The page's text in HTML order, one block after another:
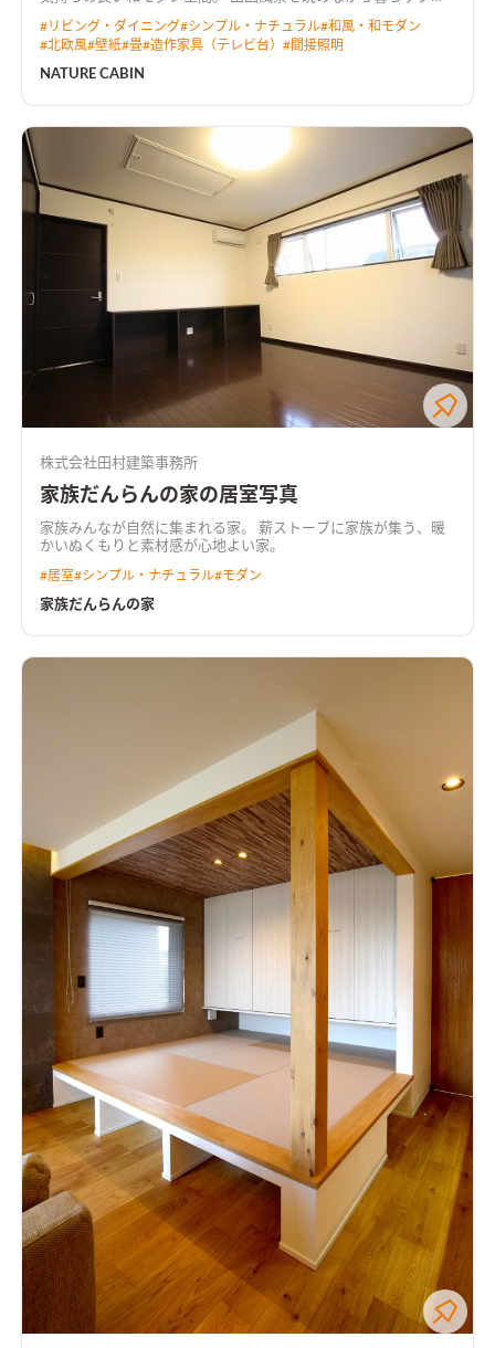
#リビング・ダイニング#シンプル・ナチュラル#和風・和モダン
#北欧風#壁紙#畳#造作家具（テレビ台） #間接照明
NATURE CABIN
株式会社田村建築事務所
家族だんらんの家の居室写真
家族みんなが自然に集まれる家。 薪ストーブに家族が集う、暖
かいぬくもりと素材感が心地よい家。
#居室#シンプル・ナチュラル#モダン
家族だんらんの家